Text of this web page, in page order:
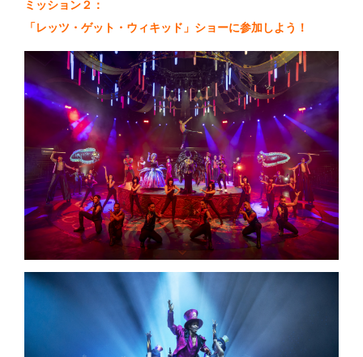
ミッション２：
「レッツ・ゲット・ウィキッド」ショーに参加しよう！